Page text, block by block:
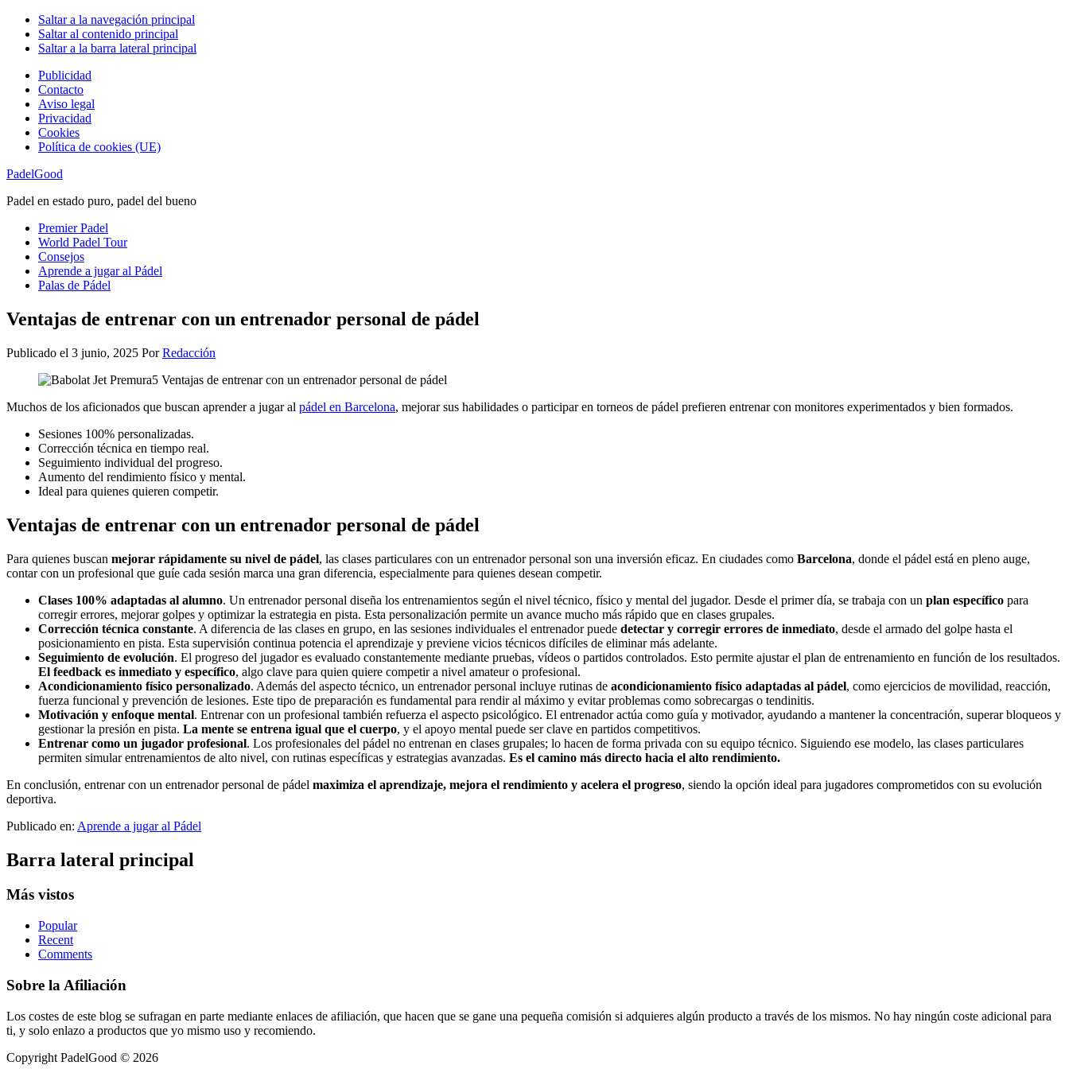
Saltar a la navegación principal
Saltar al contenido principal
Saltar a la barra lateral principal
Publicidad
Contacto
Aviso legal
Privacidad
Cookies
Política de cookies (UE)
PadelGood
Padel en estado puro, padel del bueno
Premier Padel
World Padel Tour
Consejos
Aprende a jugar al Pádel
Palas de Pádel
Ventajas de entrenar con un entrenador personal de pádel
Publicado el 3 junio, 2025 PorRedacción
Muchos de los aficionados que buscan aprender a jugar al pádel en Barcelona, mejorar sus habilidades o participar en torneos de pádel prefieren entrenar con monitores experimentados y bien formados.
Sesiones 100% personalizadas.
Corrección técnica en tiempo real.
Seguimiento individual del progreso.
Aumento del rendimiento físico y mental.
Ideal para quienes quieren competir.
Ventajas de entrenar con un entrenador personal de pádel
Para quienes buscan mejorar rápidamente su nivel de pádel, las clases particulares con un entrenador personal son una inversión eficaz. En ciudades como Barcelona, donde el pádel está en pleno auge,
contar con un profesional que guíe cada sesión marca una gran diferencia, especialmente para quienes desean competir.
Clases 100% adaptadas al alumno. Un entrenador personal diseña los entrenamientos según el nivel técnico, físico y mental del jugador. Desde el primer día, se trabaja con un plan específico para
corregir errores, mejorar golpes y optimizar la estrategia en pista. Esta personalización permite un avance mucho más rápido que en clases grupales.
Corrección técnica constante. A diferencia de las clases en grupo, en las sesiones individuales el entrenador puede detectar y corregir errores de inmediato, desde el armado del golpe hasta el
posicionamiento en pista. Esta supervisión continua potencia el aprendizaje y previene vicios técnicos difíciles de eliminar más adelante.
Seguimiento de evolución. El progreso del jugador es evaluado constantemente mediante pruebas, vídeos o partidos controlados. Esto permite ajustar el plan de entrenamiento en función de los resultados.
El feedback es inmediato y específico, algo clave para quien quiere competir a nivel amateur o profesional.
Acondicionamiento físico personalizado. Además del aspecto técnico, un entrenador personal incluye rutinas de acondicionamiento físico adaptadas al pádel, como ejercicios de movilidad, reacción,
fuerza funcional y prevención de lesiones. Este tipo de preparación es fundamental para rendir al máximo y evitar problemas como sobrecargas o tendinitis.
Motivación y enfoque mental. Entrenar con un profesional también refuerza el aspecto psicológico. El entrenador actúa como guía y motivador, ayudando a mantener la concentración, superar bloqueos y
gestionar la presión en pista. La mente se entrena igual que el cuerpo, y el apoyo mental puede ser clave en partidos competitivos.
Entrenar como un jugador profesional. Los profesionales del pádel no entrenan en clases grupales; lo hacen de forma privada con su equipo técnico. Siguiendo ese modelo, las clases particulares
permiten simular entrenamientos de alto nivel, con rutinas específicas y estrategias avanzadas. Es el camino más directo hacia el alto rendimiento.
En conclusión, entrenar con un entrenador personal de pádel maximiza el aprendizaje, mejora el rendimiento y acelera el progreso, siendo la opción ideal para jugadores comprometidos con su evolución
deportiva.
Publicado en: Aprende a jugar al Pádel
Barra lateral principal
Más vistos
Popular
Recent
Comments
Sobre la Afiliación
Los costes de este blog se sufragan en parte mediante enlaces de afiliación, que hacen que se gane una pequeña comisión si adquieres algún producto a través de los mismos. No hay ningún coste adicional para
ti, y solo enlazo a productos que yo mismo uso y recomiendo.
Copyright PadelGood © 2026